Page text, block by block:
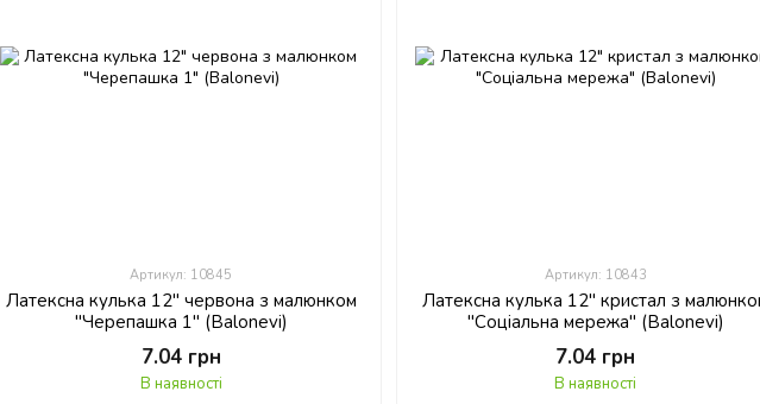
Артикул: 10845
Латексна кулька 12" червона з малюнком
"Черепашка 1" (Balonevi)
7.04 грн
В наявності
Артикул: 10843
Латексна кулька 12" кристал з
"Соціальна мережа" (Balonevi)
7.04 грн
В наявності